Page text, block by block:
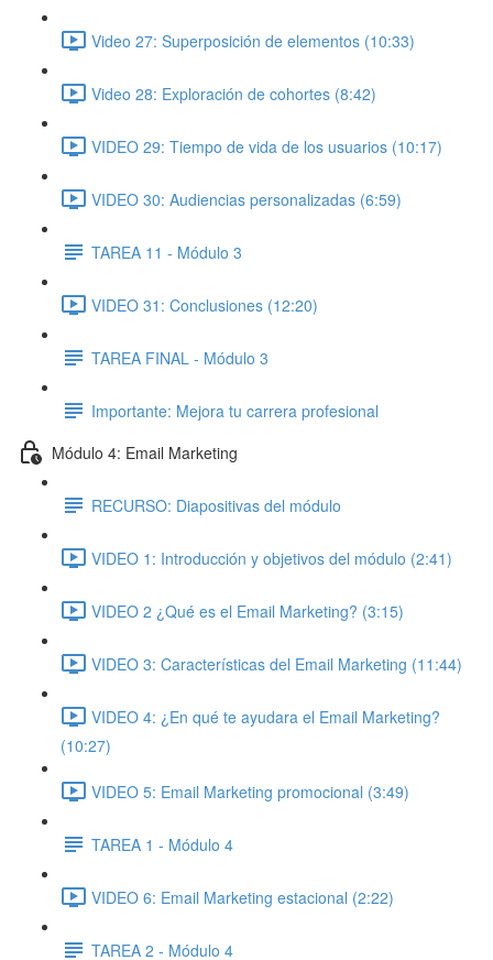
Video 27: Superposición de elementos (10:33)
Video 28: Exploración de cohortes (8:42)
VIDEO 29: Tiempo de vida de los usuarios (10:17)
VIDEO 30: Audiencias personalizadas (6:59)
TAREA 11 - Módulo 3
VIDEO 31: Conclusiones (12:20)
TAREA FINAL - Módulo 3
Importante: Mejora tu carrera profesional
Módulo 4: Email Marketing
RECURSO: Diapositivas del módulo
VIDEO 1: Introducción y objetivos del módulo (2:41)
VIDEO 2 ¿Qué es el Email Marketing? (3:15)
VIDEO 3: Características del Email Marketing (11:44)
VIDEO 4: ¿En qué te ayudara el Email Marketing?
(10:27)
VIDEO 5: Email Marketing promocional (3:49)
TAREA 1 - Módulo 4
VIDEO 6: Email Marketing estacional (2:22)
TAREA 2 - Módulo 4